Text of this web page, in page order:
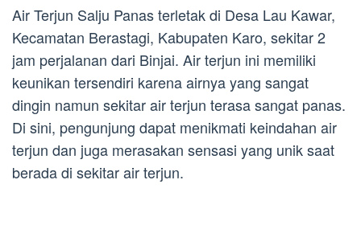
Air Terjun Salju Panas terletak di Desa Lau Kawar,
Kecamatan Berastagi, Kabupaten Karo, sekitar 2
jam perjalanan dari Binjai. Air terjun ini memiliki
keunikan tersendiri karena airnya yang sangat
dingin namun sekitar air terjun terasa sangat panas.
Di sini, pengunjung dapat menikmati keindahan air
terjun dan juga merasakan sensasi yang unik saat
berada di sekitar air terjun.